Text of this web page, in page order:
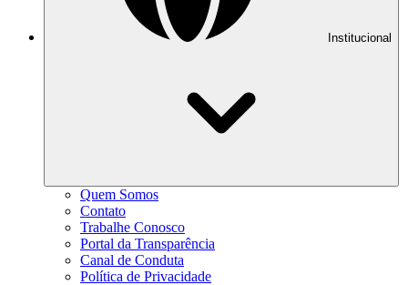
Institucional
Quem Somos
Contato
Trabalhe Conosco
Portal da Transparência
Canal de Conduta
Política de Privacidade